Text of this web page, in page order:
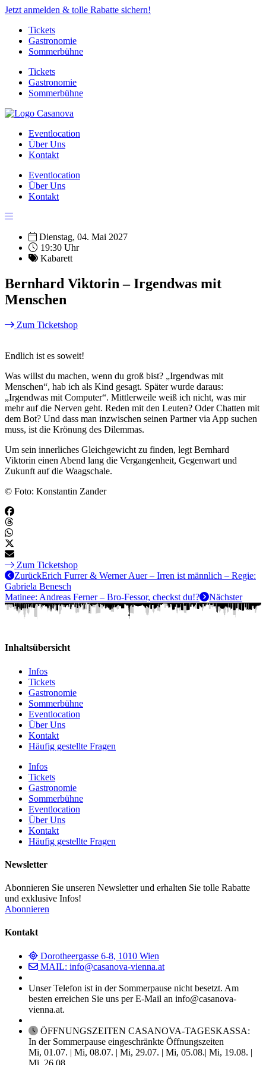
Jetzt anmelden & tolle Rabatte sichern!
Tickets
Gastronomie
Sommerbühne
Tickets
Gastronomie
Sommerbühne
Eventlocation
Über Uns
Kontakt
Eventlocation
Über Uns
Kontakt
Dienstag, 04. Mai 2027
19:30 Uhr
Kabarett
Bernhard Viktorin – Irgendwas mit
Menschen
Zum Ticketshop
Endlich ist es soweit!
Was willst du machen, wenn du groß bist? „Irgendwas mit
Menschen“, hab ich als Kind gesagt. Später wurde daraus:
„Irgendwas mit Computer“. Mittlerweile weiß ich nicht, was mir
mehr auf die Nerven geht. Reden mit den Leuten? Oder Chatten mit
dem Bot? Und dass man inzwischen seinen Partner via App suchen
muss, ist die Krönung des Dilemmas.
Um sein innerliches Gleichgewicht zu finden, legt Bernhard
Viktorin einen Abend lang die Vergangenheit, Gegenwart und
Zukunft auf die Waagschale.
© Foto: Konstantin Zander
Zum Ticketshop
ZurückErich Furrer & Werner Auer – Irren ist männlich – Regie:
Gabriela Benesch
Matinee: Andreas Ferner – Bro-Fessor, checkst du!?
Nächster
Inhaltsübersicht
Infos
Tickets
Gastronomie
Sommerbühne
Eventlocation
Über Uns
Kontakt
Häufig gestellte Fragen
Infos
Tickets
Gastronomie
Sommerbühne
Eventlocation
Über Uns
Kontakt
Häufig gestellte Fragen
Newsletter
Abonnieren Sie unseren Newsletter und erhalten Sie tolle Rabatte
und exklusive Infos!
Abonnieren
Kontakt
Dorotheergasse 6-8, 1010 Wien
MAIL: info@casanova-vienna.at
Unser Telefon ist in der Sommerpause nicht besetzt. Am
besten erreichen Sie uns per E-Mail an info@casanova-
vienna.at.
ÖFFNUNGSZEITEN CASANOVA-TAGESKASSA:
In der Sommerpause eingeschränkte Öffnungszeiten
Mi, 01.07. | Mi, 08.07. | Mi, 29.07. | Mi, 05.08.| Mi, 19.08. |
Mi, 26.08